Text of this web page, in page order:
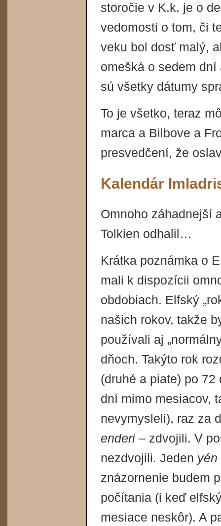
storočie v K.k. je o
vedomosti o tom, či
veku bol dosť malý,
omešká o sedem
sú všetky dátumy
To je všetko, teraz
marca a Bilbove a
presvedčení, že
Kalendár
Omnoho záhadnejší
Tolkien odhalil…
Krátka poznámka o
mali k dispozícii
obdobiach. Elfský
našich rokov, takže
používali aj
dňoch. Takýto rok
(druhé a piate) po
dní mimo mesiacov,
nevymysleli), raz za
enderi – zdvojili. V
nezdvojili. Jeden yén
znázornenie budem
počítania (i keď
mesiace neskôr). A